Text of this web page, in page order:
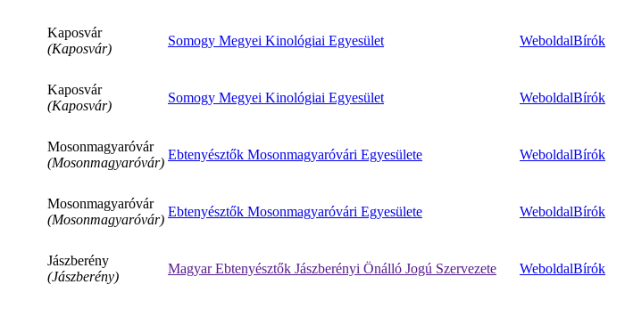
Kaposvár
(Kaposvár)
Somogy Megyei Kinológiai Egyesület WeboldalBírók
Kaposvár
(Kaposvár)
Somogy Megyei Kinológiai Egyesület WeboldalBírók
Mosonmagyaróvár
(Mosonmagyaróvár)
Ebtenyésztők Mosonmagyaróvári Egyesülete WeboldalBírók
Mosonmagyaróvár
(Mosonmagyaróvár)
Ebtenyésztők Mosonmagyaróvári Egyesülete WeboldalBírók
Jászberény
(Jászberény)
Magyar Ebtenyésztők Jászberényi Önálló Jogú Szervezete WeboldalBírók